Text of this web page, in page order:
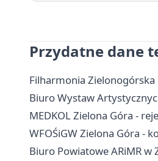
Przydatne dane
Filharmonia
Biuro Wystaw
MEDKOL Zielona Góra -
WFOŚiGW Zielona Góra -
Biuro Powiatowe ARiMR w